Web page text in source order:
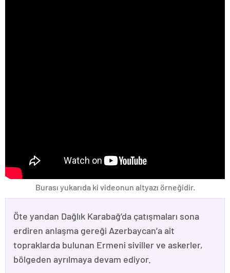
Burası yukarıda ki videonun altyazı örneğidir.
Öte yandan Dağlık Karabağ’da çatışmaları sona
erdiren anlaşma gereği Azerbaycan’a ait
topraklarda bulunan Ermeni siviller ve askerler,
bölgeden ayrılmaya devam ediyor.